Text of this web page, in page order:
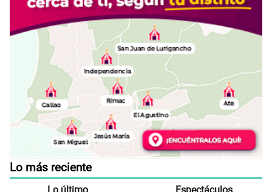
Lo más reciente
Lo último Espectáculos